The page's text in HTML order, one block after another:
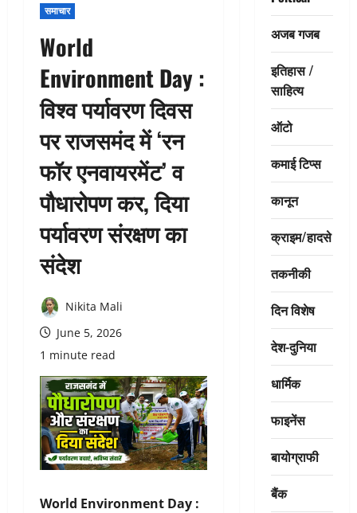
समाचार
World
Environment Day :
विश्व पर्यावरण दिवस
पर राजसमंद में ‘रन
फॉर एनवायरमेंट’ व
पौधारोपण कर, दिया
पर्यावरण संरक्षण का
संदेश
Nikita Mali
June 5, 2026
1 minute read
World Environment Day :
अजब गजब
इतिहास /
साहित्य
ऑटो
कमाई टिप्स
कानून
क्राइम/हादसे
तकनीकी
दिन विशेष
देश-दुनिया
धार्मिक
फाइनेंस
बायोग्राफी
बैंक